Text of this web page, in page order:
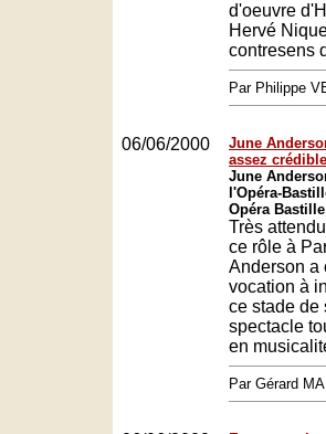
d'oeuvre
Hervé
contresens
Par Philippe
06/06/2000
June
assez crédible
June
l'Opéra-
Opéra
Très
ce rôle à
Anderson a
vocation à
ce stade de
spectacle
en
Par Gérard